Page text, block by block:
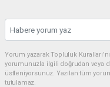
Yorum yazarak Topluluk
yorumunuzla ilgili doğrudan veya
üstleniyorsunuz. Yazılan tüm
tutulamaz.